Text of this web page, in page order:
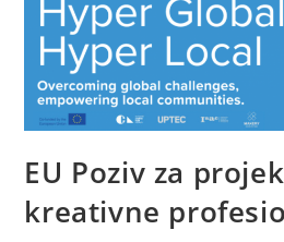
EU Poziv za
kreativne